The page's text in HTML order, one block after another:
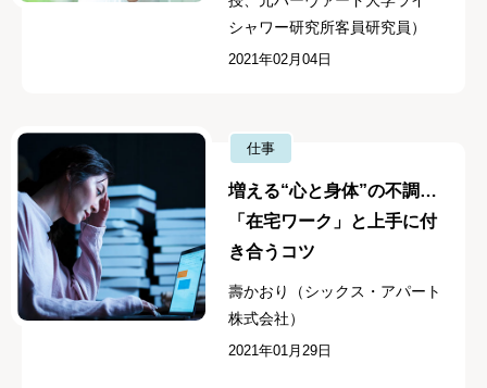
シャワー研究所客員研究員）
2021年02月04日
仕事
増える“心と身体”の不調…
「在宅ワーク」と上手に付
き合うコツ
壽かおり（シックス・アパート
株式会社）
2021年01月29日